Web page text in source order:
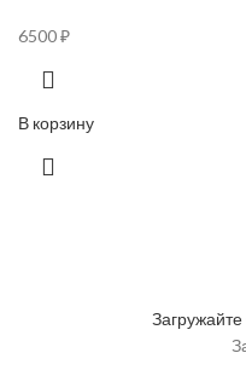
6500₽
В корзину